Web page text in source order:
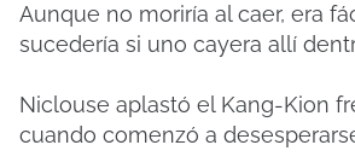
Aunque no moriría al caer, era
sucedería si uno cayera allí
Niclouse aplastó el Kang-Kion
cuando comenzó a